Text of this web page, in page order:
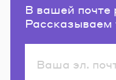
В вашей почте
Рассказываем